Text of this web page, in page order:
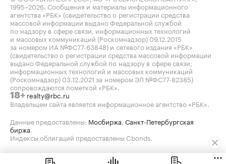
1995–2026. Сообщения и материалы информационного
агентства «РБК» (свидетельство о регистрации средства
массовой информации выдано Федеральной службой
по надзору в сфере связи, информационных технологий
и массовых коммуникаций (Роскомнадзор) 09.12.2015
за номером ИА №ФС77-63848) и сетевого издания «РБК»
(свидетельство о регистрации средства массовой информации
выдано Федеральной службой по надзору в сфере связи,
информационных технологий и массовых коммуникаций
(Роскомнадзор) 03.12.2021 за номером ЭЛ №ФС77-82385)
сопровождаются пометкой «РБК».
18+ realty@rbc.ru
Владельцем сайта является информационное агентство «РБК».
Данные предоставлены: Мосбиржа, Санкт-Петербургская
биржа.
Индексы облигаций предоставлены Cbonds.